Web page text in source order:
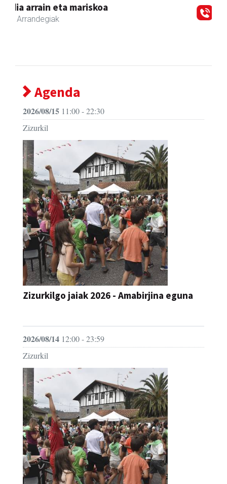
Joxean harategia
Zizurkil - Harategiak
Agenda
2026/08/15 11:00 - 22:30
Zizurkil
Zizurkilgo jaiak 2026 - Amabirjina eguna
2026/08/14 12:00 - 23:59
Zizurkil